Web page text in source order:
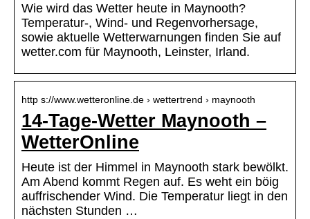
Wie wird das Wetter heute in Maynooth?
Temperatur-, Wind- und Regenvorhersage,
sowie aktuelle Wetterwarnungen finden Sie auf
wetter.com für Maynooth, Leinster, Irland.
http s://www.wetteronline.de › wettertrend › maynooth
14-Tage-Wetter Maynooth –
WetterOnline
Heute ist der Himmel in Maynooth stark bewölkt.
Am Abend kommt Regen auf. Es weht ein böig
auffrischender Wind. Die Temperatur liegt in den
nächsten Stunden …